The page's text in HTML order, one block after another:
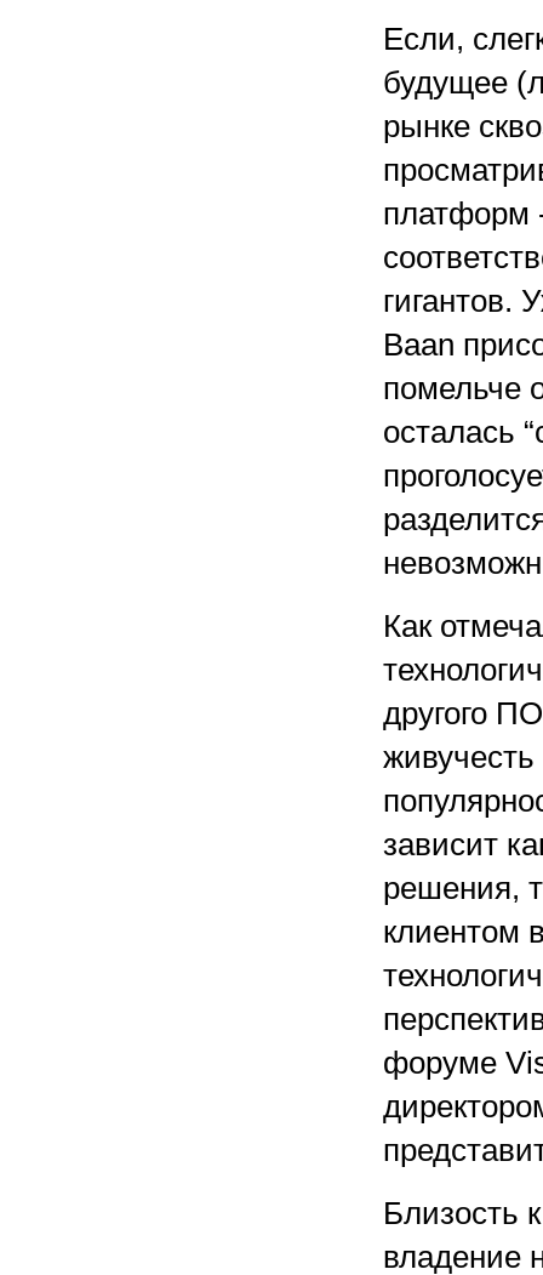
Если,
будущее
рынке
платформ
гигантов.
Baan
помельче
осталась
Как
другого
живучесть
зависит
решения,
клиентом
форуме
Близость
владение